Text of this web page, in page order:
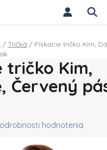
/ Tričká / Pískacie tričko Kim,
tričko Kim,
Červený
produktu je 0,0 z 5
hodnotenia